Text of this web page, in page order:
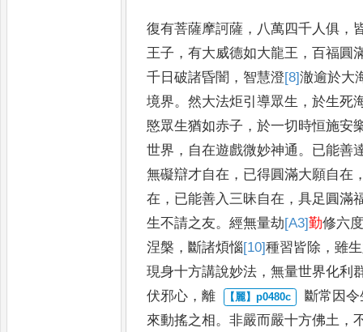
復有菩薩摩訶薩 ， 八萬四千人俱 ，
王子 ，有大威德如大龍王 ， 百福圓
千日破諸昏闇 ， 智慧澄[8]澈逾於大
境界。然大法炬引導眾生 ，於生死
愍眾生猶如赤子 ，於一切時恒施安
世界 ， 自在遊戲微妙神通。 已能善
無礙辯才自在 ， 已得圓滿大願自在
在 ， 已能善入三昧自在 ，具足圓滿
生不請之友。經無量劫[A3]勤修六
涅槃 ， 斷諸煩惱[10]種習皆除 ，雖
現身十方講說妙法 ，無量世界化利
伏邪心 ，離
斷常因
來動搖之相 。非嚴而嚴十方佛土 ，